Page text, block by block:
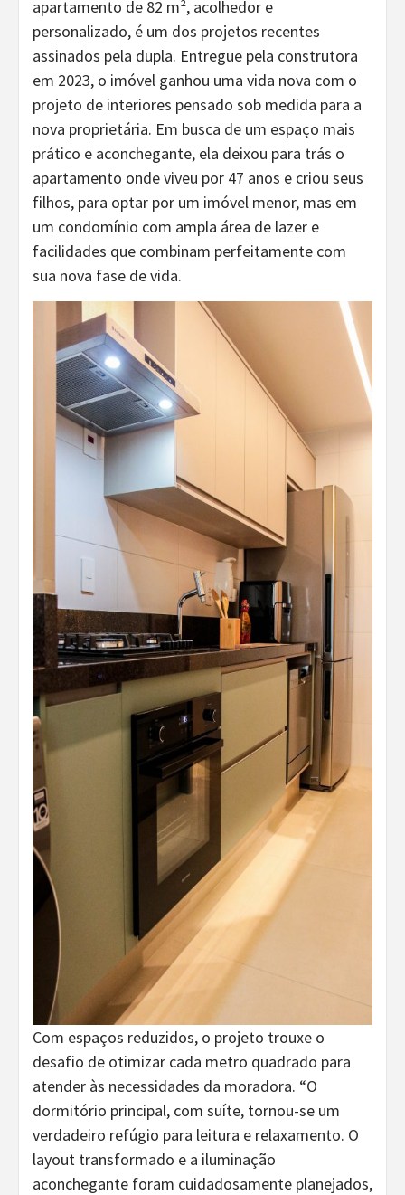
apartamento de 82 m², acolhedor e
personalizado, é um dos projetos recentes
assinados pela dupla. Entregue pela construtora
em 2023, o imóvel ganhou uma vida nova com o
projeto de interiores pensado sob medida para a
nova proprietária. Em busca de um espaço mais
prático e aconchegante, ela deixou para trás o
apartamento onde viveu por 47 anos e criou seus
filhos, para optar por um imóvel menor, mas em
um condomínio com ampla área de lazer e
facilidades que combinam perfeitamente com
sua nova fase de vida.
Com espaços reduzidos, o projeto trouxe o
desafio de otimizar cada metro quadrado para
atender às necessidades da moradora. “O
dormitório principal, com suíte, tornou-se um
verdadeiro refúgio para leitura e relaxamento. O
layout transformado e a iluminação
aconchegante foram cuidadosamente planejados,